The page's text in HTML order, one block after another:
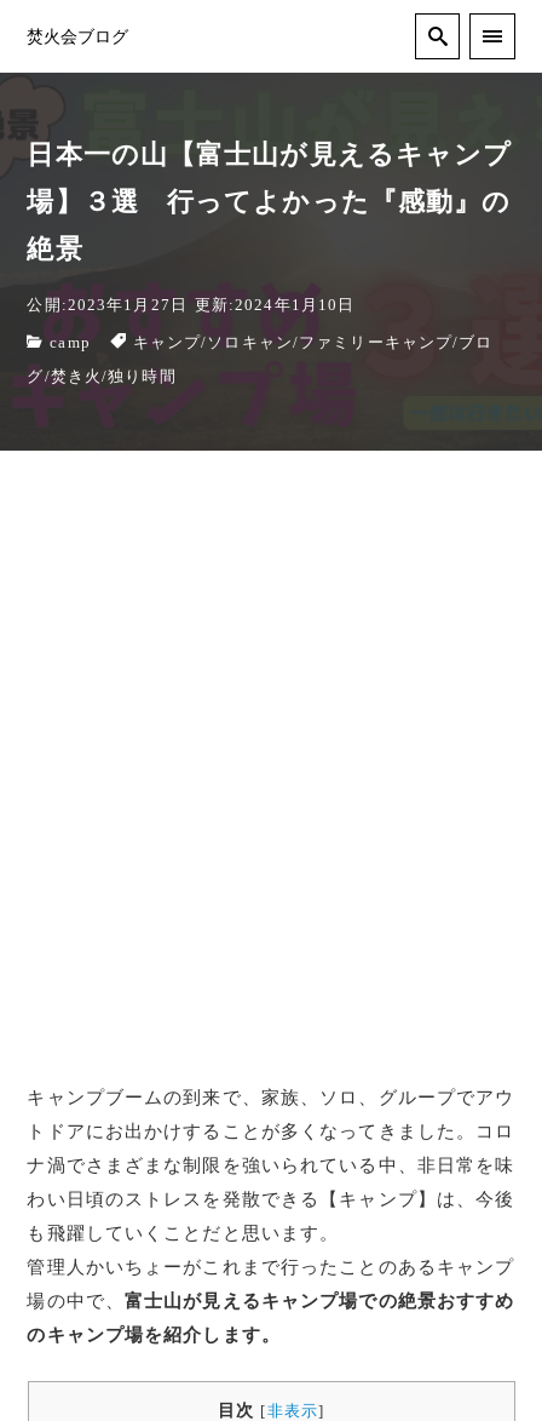
焚火会ブログ
日本一の山【富士山が見えるキャンプ
場】３選 行ってよかった『感動』の
絶景
公開:2023年1月27日 更新:2024年1月10日
camp キャンプ/ ソロキャン/ファミリーキャンプ/ブロ
グ/焚き火/独り時間
キャンプブームの到来で、家族、ソロ、グループでアウ
トドアにお出かけすることが多くなってきました。コロ
ナ渦でさまざまな制限を強いられている中、非日常を味
わい日頃のストレスを発散できる【キャンプ】は、今後
も飛躍していくことだと思います。
管理人かいちょーがこれまで行ったことのあるキャンプ
場の中で、富士山が見えるキャンプ場での絶景おすすめ
のキャンプ場を紹介します。
目次 [非表示]